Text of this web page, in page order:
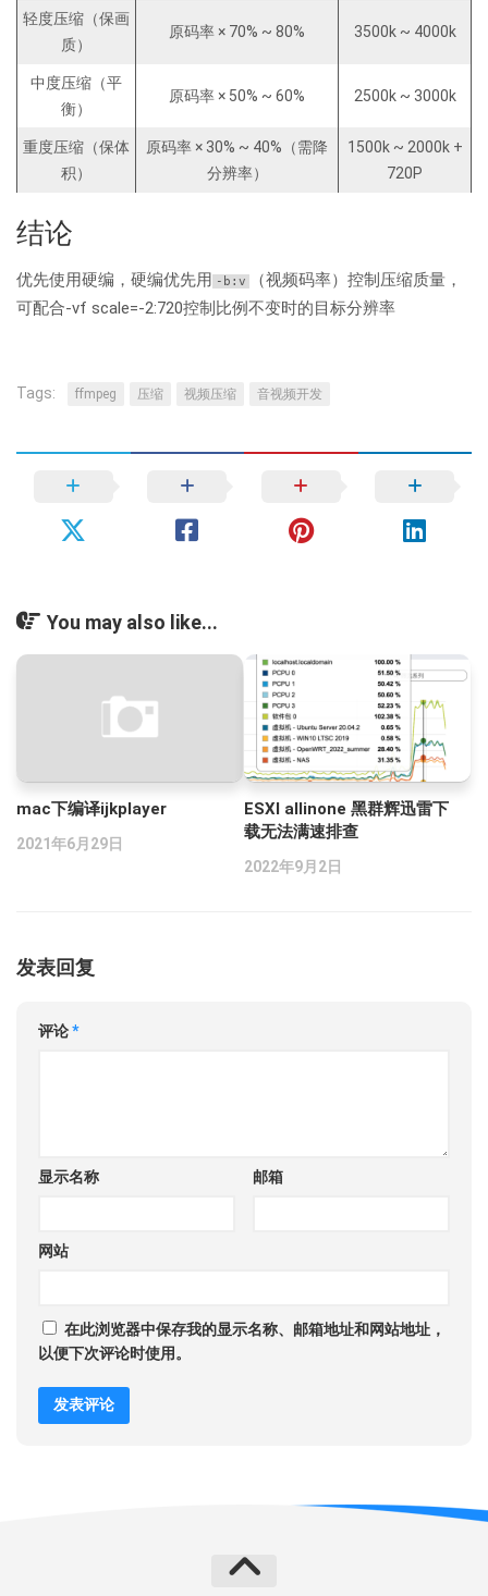
轻度压缩（保画
质）
原码率 × 70% ~ 80% 3500k ~ 4000k
中度压缩（平
衡）
原码率 × 50% ~ 60% 2500k ~ 3000k
重度压缩（保体
积）
原码率 × 30% ~ 40%（需降
分辨率）
1500k ~ 2000k +
720P
结论
优先使用硬编，硬编优先用 -b:v
（视频码率）控制压缩质量，
可配合-vf scale=-2:720控制比例不变时的目标分辨率
Tags: ffmpeg 压缩 视频压缩 音视频开发
You may also like...
mac下编译ijkplayer
2021年6月29日
ESXI allinone 黑群辉迅雷下
载无法满速排查
2022年9月2日
发表回复
评论*
显示名称 邮箱
网站
在此浏览器中保存我的显示名称、邮箱地址和网站地址，
以便下次评论时使用。